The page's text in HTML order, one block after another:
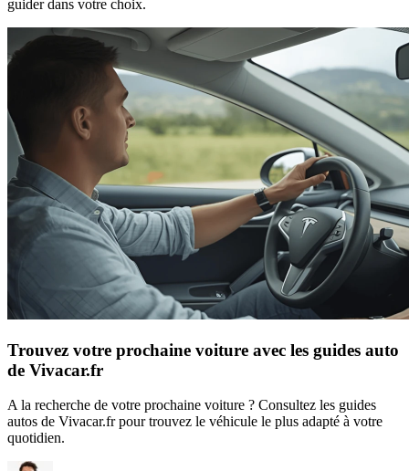
guider dans votre choix.
Trouvez votre prochaine voiture avec les guides auto
de Vivacar.fr
A la recherche de votre prochaine voiture ? Consultez les guides
autos de Vivacar.fr pour trouvez le véhicule le plus adapté à votre
quotidien.